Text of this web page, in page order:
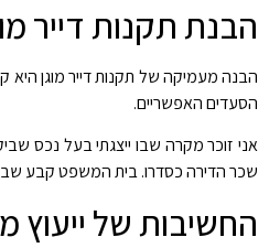
הבנת תקנות דייר
הבנה מעמיקה של תקנות דייר מוגן היא
הסעדים האפשריים.
אני זוכר מקרה שבו ייצגתי בעל נכס
שכר הדירה כסדרו. בית המשפט קבע
החשיבות של ייעוץ